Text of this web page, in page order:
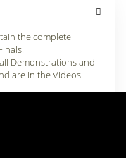
the complete
Demonstrations and
are in the Videos.